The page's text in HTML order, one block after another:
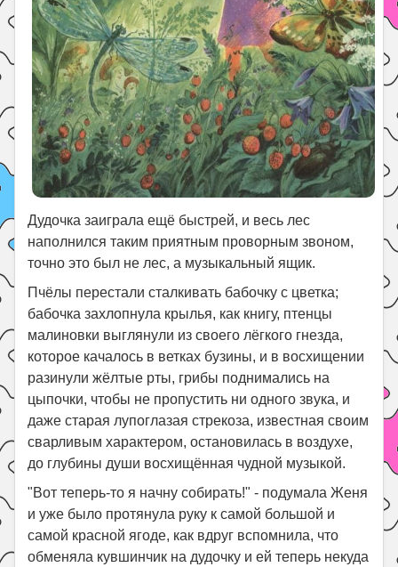
Дудочка заиграла ещё быстрей, и весь лес
наполнился таким приятным проворным звоном,
точно это был не лес, а музыкальный ящик.
Пчёлы перестали сталкивать бабочку с цветка;
бабочка захлопнула крылья, как книгу, птенцы
малиновки выглянули из своего лёгкого гнезда,
которое качалось в ветках бузины, и в восхищении
разинули жёлтые рты, грибы поднимались на
цыпочки, чтобы не пропустить ни одного звука, и
даже старая лупоглазая стрекоза, известная своим
сварливым характером, остановилась в воздухе,
до глубины души восхищённая чудной музыкой.
"Вот теперь-то я начну собирать!" - подумала Женя
и уже было протянула руку к самой большой и
самой красной ягоде, как вдруг вспомнила, что
обменяла кувшинчик на дудочку и ей теперь некуда